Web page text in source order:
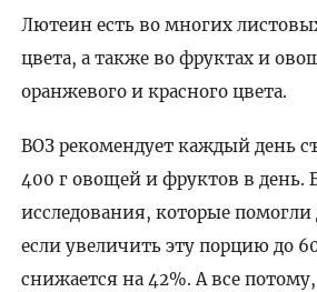
Лютеин есть во многих
цвета, а также во фруктах и
оранжевого и красного цвета.
ВОЗ рекомендует каждый день
400 говощей и фруктов в день.
исследования, которые помогли
если увеличить эту порцию до
снижается на 42%. А все